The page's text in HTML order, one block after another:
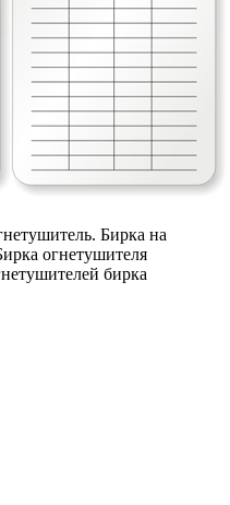
Бирка на
огнетушителя
бирка